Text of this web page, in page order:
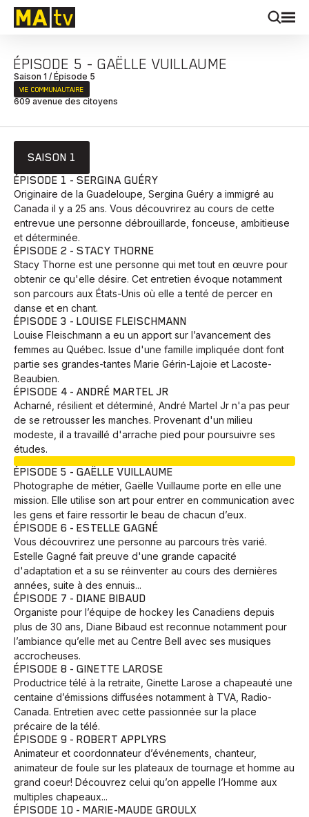
ÉPISODE 5 - GAËLLE VUILLAUME
Saison 1 / Épisode 5
VIE COMMUNAUTAIRE
609 avenue des citoyens
SAISON 1
ÉPISODE 1 - SERGINA GUÉRY
Originaire de la Guadeloupe, Sergina Guéry a immigré au
Canada il y a 25 ans. Vous découvrirez au cours de cette
entrevue une personne débrouillarde, fonceuse, ambitieuse
et déterminée.
ÉPISODE 2 - STACY THORNE
Stacy Thorne est une personne qui met tout en œuvre pour
obtenir ce qu'elle désire. Cet entretien évoque notamment
son parcours aux États-Unis où elle a tenté de percer en
danse et en chant.
ÉPISODE 3 - LOUISE FLEISCHMANN
Louise Fleischmann a eu un apport sur l’avancement des
femmes au Québec. Issue d'une famille impliquée dont font
partie ses grandes-tantes Marie Gérin-Lajoie et Lacoste-
Beaubien.
ÉPISODE 4 - ANDRÉ MARTEL JR
Acharné, résilient et déterminé, André Martel Jr n'a pas peur
de se retrousser les manches. Provenant d'un milieu
modeste, il a travaillé d'arrache pied pour poursuivre ses
études.
ÉPISODE 5 - GAËLLE VUILLAUME
Photographe de métier, Gaëlle Vuillaume porte en elle une
mission. Elle utilise son art pour entrer en communication avec
les gens et faire ressortir le beau de chacun d’eux.
ÉPISODE 6 - ESTELLE GAGNÉ
Vous découvrirez une personne au parcours très varié.
Estelle Gagné fait preuve d'une grande capacité
d'adaptation et a su se réinventer au cours des dernières
années, suite à des ennuis...
ÉPISODE 7 - DIANE BIBAUD
Organiste pour l’équipe de hockey les Canadiens depuis
plus de 30 ans, Diane Bibaud est reconnue notamment pour
l’ambiance qu’elle met au Centre Bell avec ses musiques
accrocheuses.
ÉPISODE 8 - GINETTE LAROSE
Productrice télé à la retraite, Ginette Larose a chapeauté une
centaine d’émissions diffusées notamment à TVA, Radio-
Canada. Entretien avec cette passionnée sur la place
précaire de la télé.
ÉPISODE 9 - ROBERT APPLYRS
Animateur et coordonnateur d’événements, chanteur,
animateur de foule sur les plateaux de tournage et homme au
grand coeur! Découvrez celui qu’on appelle l’Homme aux
multiples chapeaux...
ÉPISODE 10 - MARIE-MAUDE GROULX